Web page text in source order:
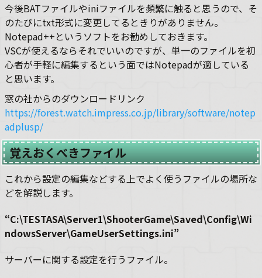
今後BATファイルやiniファイルを頻繁に触ると思うので、そ
のたびにtxt形式に変更してるときりがありません。
Notepad++というソフトをお勧めしておきます。
VSCが使えるならそれでいいのですが、単一のファイルを初
心者が手軽に編集するという面ではNotepadが適している
と思います。
窓の社からのダウンロードリンク
https://forest.watch.impress.co.jp/library/software/notep
adplusp/
覚えおくべきファイル
これから設定の編集などする上でよく使うファイルの場所な
どを解説します。
“C:\TESTASA\Server1\ShooterGame\Saved\Config\Wi
ndowsServer\GameUserSettings.ini”
サーバーに関する設定を行うファイル。